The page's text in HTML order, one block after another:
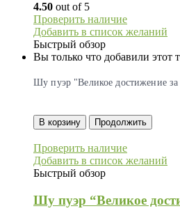
4.50 out of 5
Проверить наличие
Добавить в список желаний
Быстрый обзор
Вы только что добавили этот
Шу пуэр "Великое достижение за
В корзину Продолжить
Проверить наличие
Добавить в список желаний
Быстрый обзор
Шу пуэр “Великое